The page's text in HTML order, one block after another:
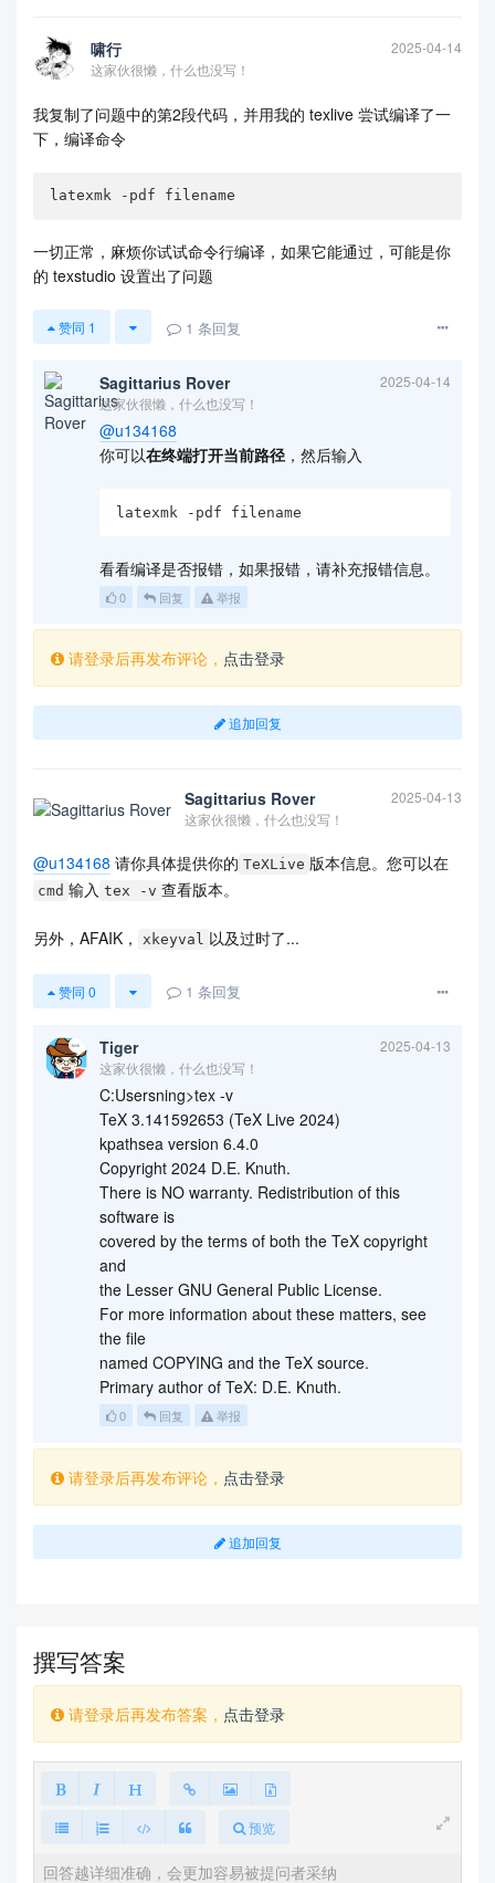
            \draw[ultra thick,c5] ([xshift=-1.5c
m,yshift=-8cm]current page.center)
            arc(180:0:2);
            \draw[ultra thick,c5] ([xshift=0.5cm,
yshift=-8cm]current page.center)
            arc(180:0:2);
yshift=-8cm]current page.center)
yshift=-8cm]current page.center)
            arc(180:0:2);
m]current page.center) +(60:2) circle(1.5mm)
            node[above
frac{1+\sqrt{-3}}{2}$};
        \end{scope}
        %
        \fill[c1] ([xshift=2cm,yshift=-8cm]curren
t page.center) rectangle ++ (-12.7,7.7);
r sep=0pt] at
        \node[text=white,anchor=west,scale=2.5,in
ner sep=0pt] at
        ([xshift=-8cm,yshift=-6cm]current page.ce
nter) {Some text};
        %
        \draw[gray,line width=5mm]
th west) rectangle ([xshift=-2mm,yshift=1mm]curre
nt
\end{document}
\documentclass{article}
\usepackage{tikz}
\usetikzlibrary{intersections,decorations.text}
\definecolor{c2}{RGB}{104, 182, 182}
\definecolor{c4}{RGB}{100, 172, 174}
\begin{document}
    \begin{tikzpicture}[overlay,remember picture,
font=\sffamily\bfseries]
        \draw[very thick,c4,name path=big arc]
([xshift=-2mm]current page.north) arc(150:285:11)
        coordinate[pos=0.225] (x0);
        \begin{scope}
            \clip ([xshift=-2mm]current page.nort
h) arc(150:285:11) --(current page.north
            east);
            \fill[c4!50,opacity=0.25] ([xshift=4.
55cm]x0) circle (4.55);
            \fill[c4!50,opacity=0.25] ([xshift=3.
            \fill[c4!50,opacity=0.25] ([xshift=2.
25cm]x0) circle (2.25);
            \draw[very thick,c4!50] (x0) arc(-90:
            \draw[very thick,c4] (x0) arc(90:-30:
            \draw[very thick,c4!50,name path=arc
1] (x0) arc(90:-90:4.675);
            \draw[very thick,c4!50] (x0) arc(90:-
and arc1,by=x1}];
            \path[name intersections={of=big arc
50:2.25);
        \end{scope}
        \path[decoration={text along path,text co
lor=c4,
            raise = -2.8ex,
            text  along path,
            text = {|\sffamily\bfseries|02/18/201
9},
啸行
2025-04-14
这家伙很懒，什么也没写！
我复制了问题中的第2段代码，并用我的 texlive 尝试编译了一
下，编译命令
latexmk -pdf filename
一切正常，麻烦你试试命令行编译，如果它能通过，可能是你
的 texstudio 设置出了问题
赞同 1 1 条回复
Sagittarius Rover
2025-04-14
这家伙很懒，什么也没写！
@u134168
你可以在终端打开当前路径 ，然后输入
latexmk -pdf filename
看看编译是否报错，如果报错，请补充报错信息。
0 回复 举报
请登录后再发布评论， 点击登录
追加回复
Sagittarius Rover
2025-04-13
这家伙很懒，什么也没写！
@u134168 请你具体提供你的 TeXLive 版本信息。您可以在
cmd 输入 tex -v 查看版本。
另外，AFAIK， xkeyval 以及过时了...
赞同 0 1 条回复
Tiger
2025-04-13
这家伙很懒，什么也没写！
C:Usersning>tex -v
TeX 3.141592653 (TeX Live 2024)
kpathsea version 6.4.0
Copyright 2024 D.E. Knuth.
There is NO warranty. Redistribution of this
software is
covered by the terms of both the TeX copyright
and
the Lesser GNU General Public License.
For more information about these matters, see
the file
named COPYING and the TeX source.
Primary author of TeX: D.E. Knuth.
0 回复 举报
请登录后再发布评论， 点击登录
追加回复
撰写答案
请登录后再发布答案， 点击登录
预览